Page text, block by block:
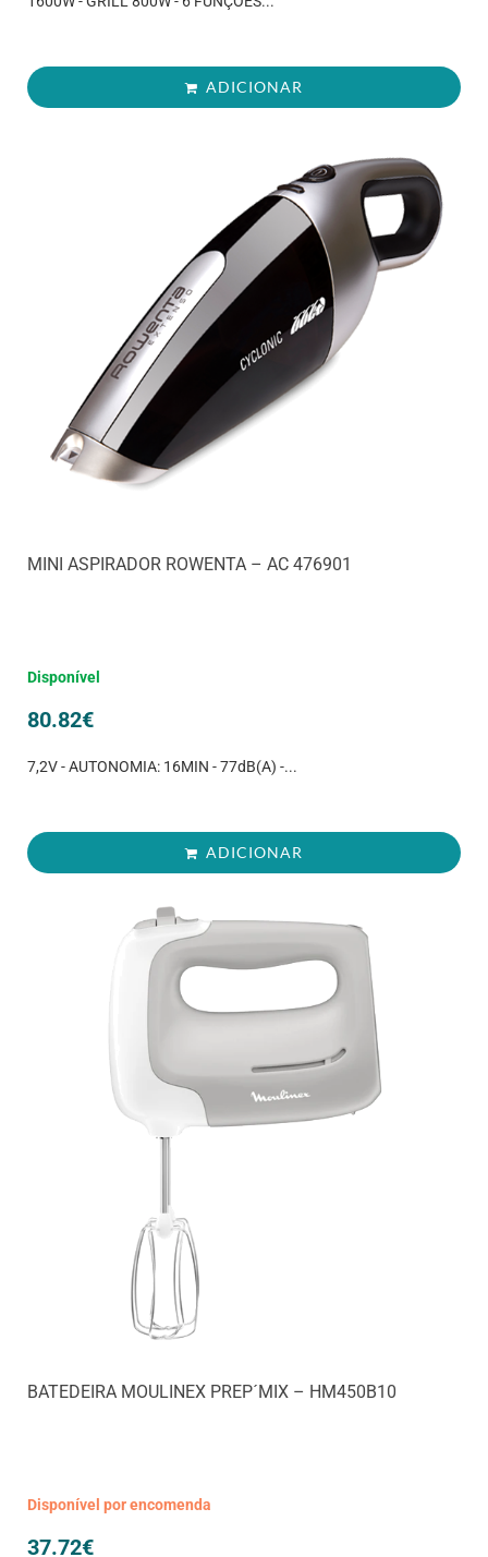
ADICIONAR
MINI ASPIRADOR ROWENTA – AC 476901
Disponível
80.82€
7,2V - AUTONOMIA: 16MIN - 77dB(A) -...
ADICIONAR
BATEDEIRA MOULINEX PREP´MIX – HM450B10
Disponível por encomenda
37.72€